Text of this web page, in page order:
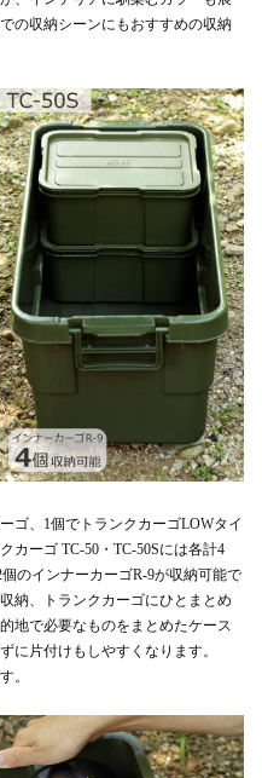
の収納シーンにもおすすめの収納
ゴ、1個でトランクカーゴLOWタイ
カーゴ TC-50・TC-50Sには各計4
のインナーカーゴR-9が収納可能で
納、トランクカーゴにひとまとめ
地で必要なものをまとめたケース
に片付けもしやすくなります。
。